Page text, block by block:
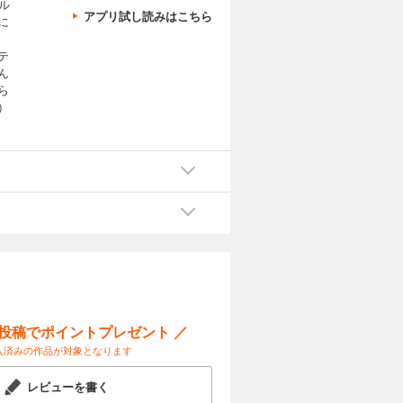
アプリ試し読みはこちら
稿でポイントプレゼント ／
済みの作品が対象となります
レビューを書く